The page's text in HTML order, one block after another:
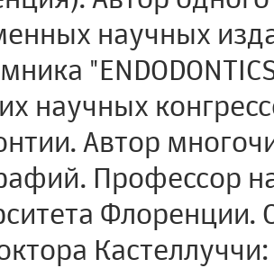
научных
научных
Автор
Профессор
Флоренции.
Кастеллуччи: